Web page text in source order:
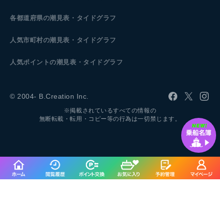
各都道府県の潮見表 ・タイドグラフ
人気市町村の潮見表・タイドグラフ
人気ポイントの潮見表・タイドグラフ
© 2004- B.Creation Inc.
※掲載されているすべての情報の
無断転載・転用・コピー等の行為は一切禁じます。